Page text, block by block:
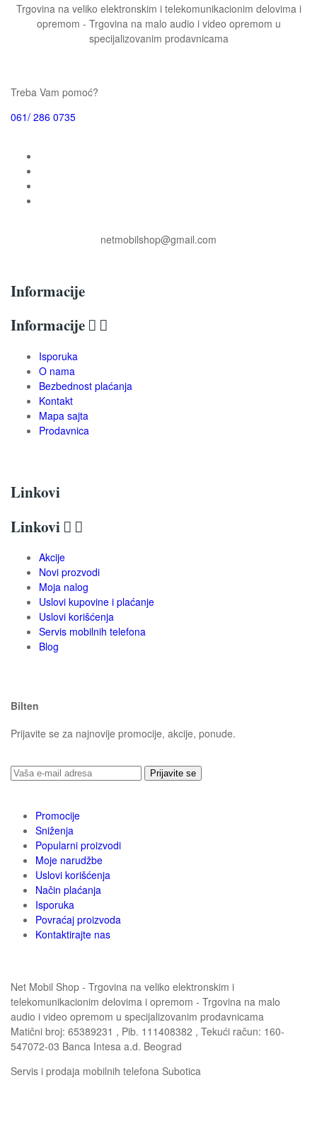
Trgovina na veliko elektronskim i telekomunikacionim delovima i
opremom - Trgovina na malo audio i video opremom u
specijalizovanim prodavnicama
Treba Vam pomoć?
061/ 286 0735
netmobilshop@gmail.com
Informacije
Informacije  
Isporuka
O nama
Bezbednost plaćanja
Kontakt
Mapa sajta
Prodavnica
Linkovi
Linkovi  
Akcije
Novi prozvodi
Moja nalog
Uslovi kupovine i plaćanje
Uslovi korišćenja
Servis mobilnih telefona
Blog
Bilten
Prijavite se za najnovije promocije, akcije, ponude.
Prijavite se
Promocije
Sniženja
Popularni proizvodi
Moje narudžbe
Uslovi korišćenja
Način plaćanja
Isporuka
Povraćaj proizvoda
Kontaktirajte nas
Net Mobil Shop - Trgovina na veliko elektronskim i
telekomunikacionim delovima i opremom - Trgovina na malo
audio i video opremom u specijalizovanim prodavnicama
Matični broj: 65389231 , Pib. 111408382 , Tekući račun: 160-
547072-03 Banca Intesa a.d. Beograd
Servis i prodaja mobilnih telefona Subotica